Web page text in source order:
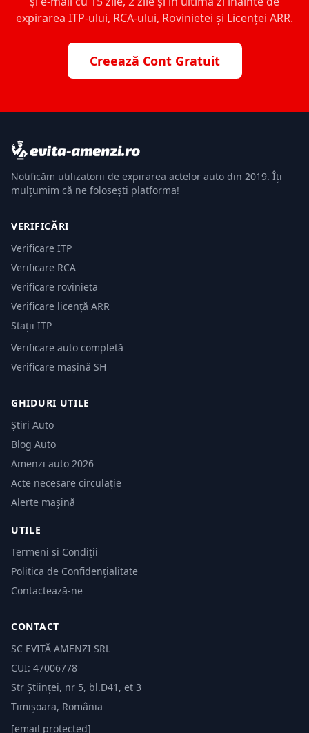
expirarea ITP-ului, RCA-ului, Rovinietei și Licenței ARR.
Creează Cont Gratuit
Notificăm utilizatorii de expirarea actelor auto din 2019. Îți
mulțumim că ne folosești platforma!
VERIFICĂRI
Verificare ITP
Verificare RCA
Verificare rovinieta
Verificare licență ARR
Stații ITP
Verificare auto completă
Verificare mașină SH
GHIDURI UTILE
Știri Auto
Blog Auto
Amenzi auto 2026
Acte necesare circulație
Alerte mașină
UTILE
Termeni și Condiții
Politica de Confidențialitate
Contactează-ne
CONTACT
SC EVITĂ AMENZI SRL
CUI: 47006778
Str Științei, nr 5, bl.D41, et 3
Timișoara, România
[email protected]